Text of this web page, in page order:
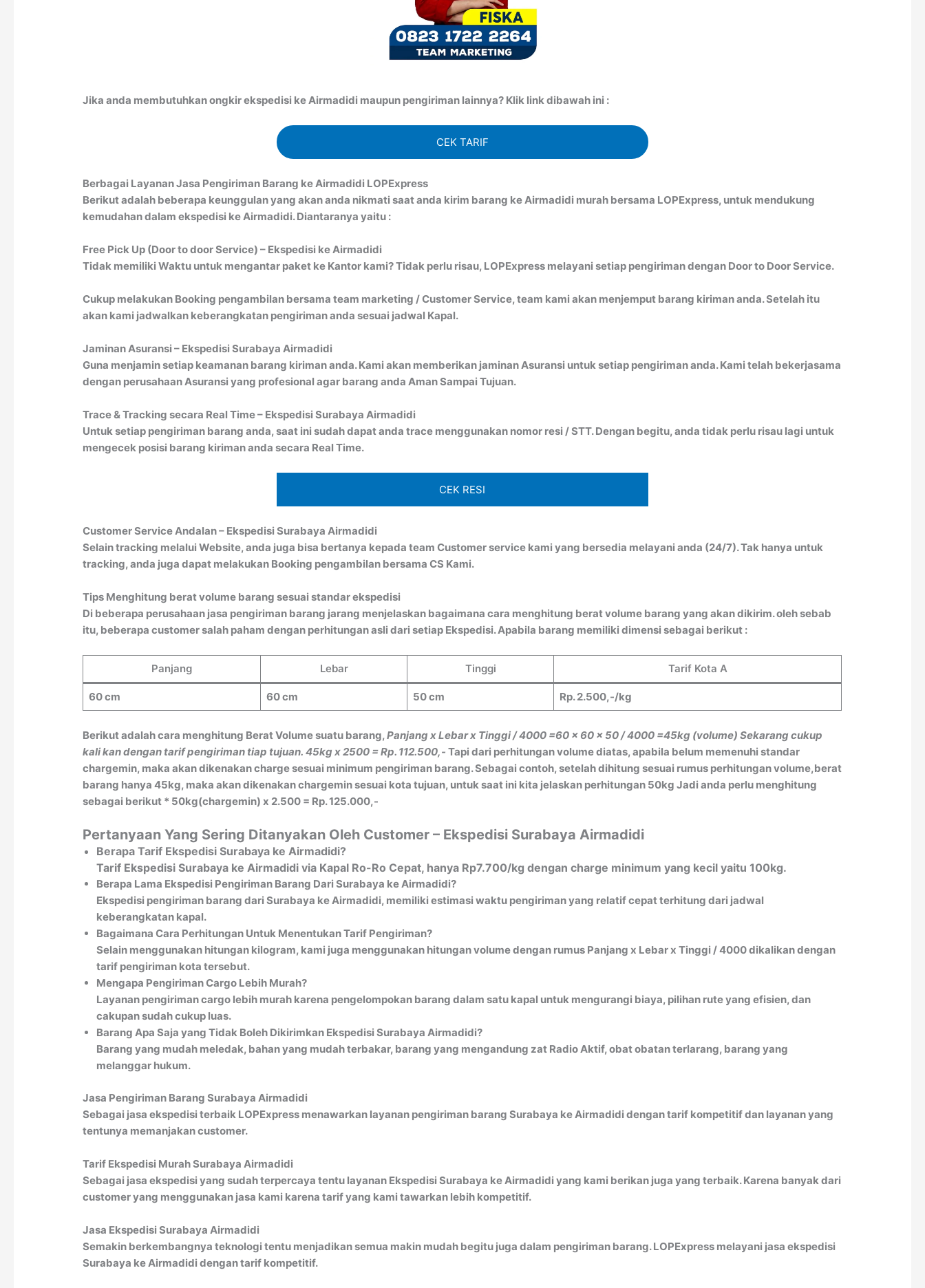
Jika anda membutuhkan ongkir ekspedisi ke Airmadidi maupun pengiriman lainnya? Klik link dibawah ini :
CEK TARIF
Berbagai Layanan Jasa Pengiriman Barang ke Airmadidi LOPExpress
Berikut adalah beberapa keunggulan yang akan anda nikmati saat anda kirim barang ke Airmadidi murah bersama LOPExpress, untuk mendukung
kemudahan dalam ekspedisi ke Airmadidi. Diantaranya yaitu :
Free Pick Up (Door to door Service) – Ekspedisi ke Airmadidi
Tidak memiliki Waktu untuk mengantar paket ke Kantor kami? Tidak perlu risau, LOPExpress melayani setiap pengiriman dengan Door to Door Service.
Cukup melakukan Booking pengambilan bersama team marketing / Customer Service, team kami akan menjemput barang kiriman anda. Setelah itu
akan kami jadwalkan keberangkatan pengiriman anda sesuai jadwal Kapal.
Jaminan Asuransi – Ekspedisi Surabaya Airmadidi
Guna menjamin setiap keamanan barang kiriman anda. Kami akan memberikan jaminan Asuransi untuk setiap pengiriman anda. Kami telah bekerjasama
dengan perusahaan Asuransi yang profesional agar barang anda Aman Sampai Tujuan.
Trace & Tracking secara Real Time – Ekspedisi Surabaya Airmadidi
Untuk setiap pengiriman barang anda, saat ini sudah dapat anda trace menggunakan nomor resi / STT. Dengan begitu, anda tidak perlu risau lagi untuk
mengecek posisi barang kiriman anda secara Real Time.
CEK RESI
Customer Service Andalan – Ekspedisi Surabaya Airmadidi
Selain tracking melalui Website, anda juga bisa bertanya kepada team Customer service kami yang bersedia melayani anda (24/7). Tak hanya untuk
tracking, anda juga dapat melakukan Booking pengambilan bersama CS Kami.
Tips Menghitung berat volume barang sesuai standar ekspedisi
Di beberapa perusahaan jasa pengiriman barang jarang menjelaskan bagaimana cara menghitung berat volume barang yang akan dikirim. oleh sebab
itu, beberapa customer salah paham dengan perhitungan asli dari setiap Ekspedisi. Apabila barang memiliki dimensi sebagai berikut :
Panjang Lebar Tinggi Tarif Kota A
60 cm 60 cm 50 cm Rp. 2.500,-/kg
Berikut adalah cara menghitung Berat Volume suatu barang,Panjang x Lebar x Tinggi / 4000 =60 x 60 x 50 / 4000 =45kg (volume) Sekarang cukup
kali kan dengan tarif pengiriman tiap tujuan. 45kg x 2500 = Rp. 112.500,- Tapi dari perhitungan volume diatas, apabila belum memenuhi standar
chargemin, maka akan dikenakan charge sesuai minimum pengiriman barang. Sebagai contoh, setelah dihitung sesuai rumus perhitungan volume,berat
barang hanya 45kg, maka akan dikenakan chargemin sesuai kota tujuan, untuk saat ini kita jelaskan perhitungan 50kg Jadi anda perlu menghitung
sebagai berikut * 50kg(chargemin) x 2.500 = Rp. 125.000,-
Pertanyaan Yang Sering Ditanyakan Oleh Customer – Ekspedisi Surabaya Airmadidi
Berapa Tarif Ekspedisi Surabaya ke Airmadidi?
Tarif Ekspedisi Surabaya ke Airmadidi via Kapal Ro-Ro Cepat, hanya Rp7.700/kg dengan charge minimum yang kecil yaitu 100kg.
Berapa Lama Ekspedisi Pengiriman Barang Dari Surabaya ke Airmadidi?
Ekspedisi pengiriman barang dari Surabaya ke Airmadidi, memiliki estimasi waktu pengiriman yang relatif cepat terhitung dari jadwal
keberangkatan kapal.
Bagaimana Cara Perhitungan Untuk Menentukan Tarif Pengiriman?
Selain menggunakan hitungan kilogram, kami juga menggunakan hitungan volume dengan rumus Panjang x Lebar x Tinggi / 4000 dikalikan dengan
tarif pengiriman kota tersebut.
Mengapa Pengiriman Cargo Lebih Murah?
Layanan pengiriman cargo lebih murah karena pengelompokan barang dalam satu kapal untuk mengurangi biaya, pilihan rute yang efisien, dan
cakupan sudah cukup luas.
Barang Apa Saja yang Tidak Boleh Dikirimkan Ekspedisi Surabaya Airmadidi?
Barang yang mudah meledak, bahan yang mudah terbakar, barang yang mengandung zat Radio Aktif, obat obatan terlarang, barang yang
melanggar hukum.
Jasa Pengiriman Barang Surabaya Airmadidi
Sebagai jasa ekspedisi terbaik LOPExpress menawarkan layanan pengiriman barang Surabaya ke Airmadidi dengan tarif kompetitif dan layanan yang
tentunya memanjakan customer.
Tarif Ekspedisi Murah Surabaya Airmadidi
Sebagai jasa ekspedisi yang sudah terpercaya tentu layanan Ekspedisi Surabaya ke Airmadidi yang kami berikan juga yang terbaik. Karena banyak dari
customer yang menggunakan jasa kami karena tarif yang kami tawarkan lebih kompetitif.
Jasa Ekspedisi Surabaya Airmadidi
Semakin berkembangnya teknologi tentu menjadikan semua makin mudah begitu juga dalam pengiriman barang. LOPExpress melayani jasa ekspedisi
Surabaya ke Airmadidi dengan tarif kompetitif.